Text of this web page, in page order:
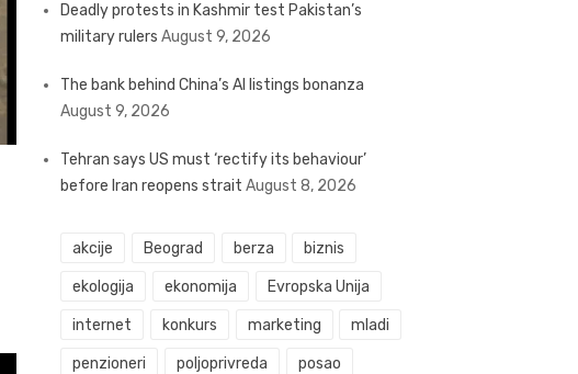
Deadly protests in Kashmir test Pakistan’s
military rulers August 9, 2026
The bank behind China’s AI listings bonanza
August 9, 2026
Tehran says US must ‘rectify its behaviour’
before Iran reopens strait August 8, 2026
akcije Beograd berza biznis
ekologija ekonomija Evropska Unija
internet konkurs marketing mladi
penzioneri poljoprivreda posao